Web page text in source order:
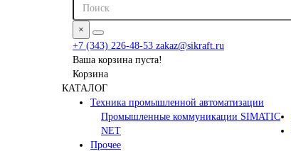
×
+7 (343) 226-48-53 zakaz@sikraft.ru
Ваша корзина пуста!
Корзина
КАТАЛОГ
Техника промышленной автоматизации
Промышленные коммуникации SIMATIC
NET
Прочее